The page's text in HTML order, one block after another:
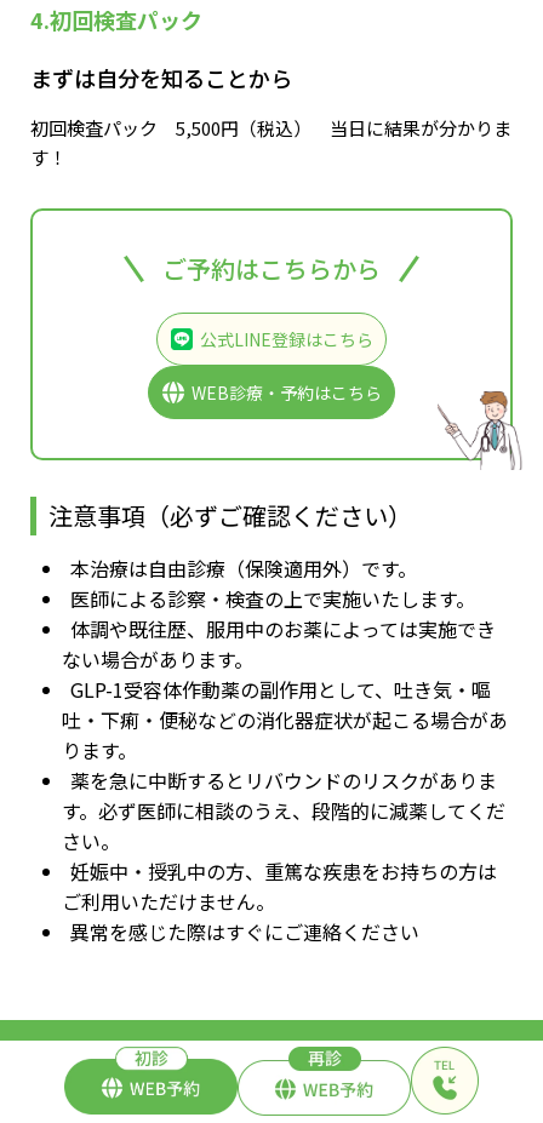
4.初回検査パック
まずは自分を知ることから
初回検査パック 5,500円（税込） 当日に結果が分かりま
す！
ご予約はこちらから
公式LINE登録はこちら
WEB診療・予約はこちら
注意事項（必ずご確認ください）
本治療は自由診療（保険適用外）です。
医師による診察・検査の上で実施いたします。
体調や既往歴、服用中のお薬によっては実施でき
ない場合があります。
GLP-1受容体作動薬の副作用として、吐き気・嘔
吐・下痢・便秘などの消化器症状が起こる場合があ
ります。
薬を急に中断するとリバウンドのリスクがありま
す。必ず医師に相談のうえ、段階的に減薬してくだ
さい。
妊娠中・授乳中の方、重篤な疾患をお持ちの方は
ご利用いただけません。
異常を感じた際はすぐにご連絡ください